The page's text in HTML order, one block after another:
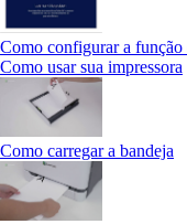
Como configurar a
Como usar sua impressora
Como carregar a bandeja